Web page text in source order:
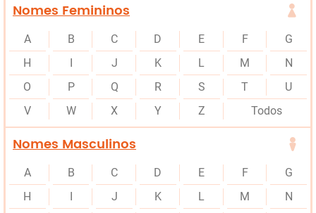
Nomes Femininos
A B C D E F
G
H
J K L M
N
O
P Q R S T
U
V
W X Y Z Todos
Nomes Masculinos
A B C D E F
G
H
J K L M
N